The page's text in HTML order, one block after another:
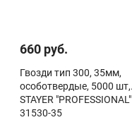
660 руб.
Гвозди тип 300, 35мм,
особотвердые, 5000 шт,
STAYER "PROFESSIONAL"
31530-35